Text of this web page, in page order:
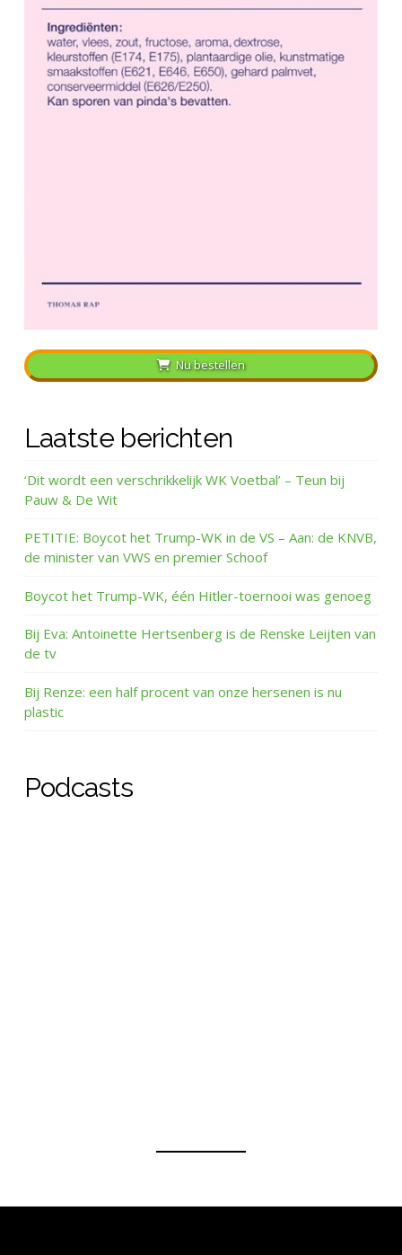
Nu bestellen
Laatste berichten
‘Dit wordt een verschrikkelijk WK Voetbal’ – Teun bij
Pauw & De Wit
PETITIE: Boycot het Trump-WK in de VS – Aan: de KNVB,
de minister van VWS en premier Schoof
Boycot het Trump-WK, één Hitler-toernooi was genoeg
Bij Eva: Antoinette Hertsenberg is de Renske Leijten van
de tv
Bij Renze: een half procent van onze hersenen is nu
plastic
Podcasts